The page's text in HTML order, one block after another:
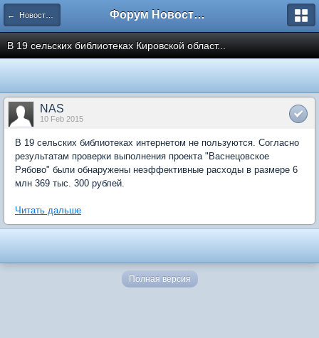
← Новости рынка недвижимости Форум Новостройки
В 19 сельских библиотеках Кировской област...
NAS
10 Feb 2015
В 19 сельских библиотеках интернетом не пользуются. Согласно
результатам проверки выполнения проекта "Васнецовское
Рябово" были обнаружены неэффективные расходы в размере 6
млн 369 тыс. 300 рублей.
Читать дальше
Полная версия